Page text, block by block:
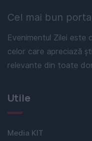
Cel mai bun
Evenimentul Zilei este
celor care apreciază
relevante din toate
Utile
Media KIT